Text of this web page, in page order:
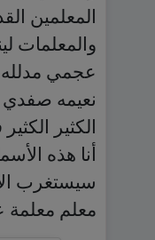
المعلمين
والمعلمات
عجمي مدلله
نعيمه
الكثير
أنا هذه
سيستغرب
معلم معلمة